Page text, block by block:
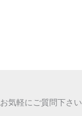
お気軽にご質問下さい